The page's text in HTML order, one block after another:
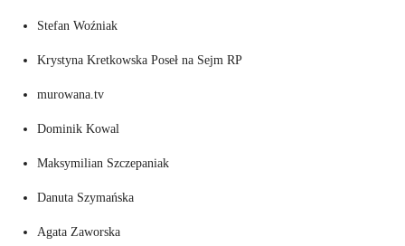
Stefan Woźniak
Krystyna Kretkowska Poseł na Sejm RP
murowana.tv
Dominik Kowal
Maksymilian Szczepaniak
Danuta Szymańska
Agata Zaworska